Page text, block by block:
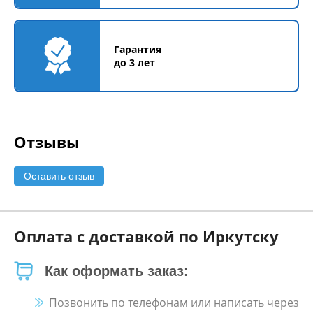
Гарантия
до 3 лет
Отзывы
Оставить отзыв
Оплата с доставкой по Иркутску
Как оформать заказ:
Позвонить по телефонам или написать через